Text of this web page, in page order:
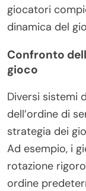
giocatori
dinamica del
Confronto
gioco
Diversi sistemi
dell’ordine di
strategia dei
Ad esempio, i
rotazione
ordine